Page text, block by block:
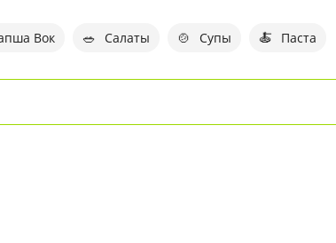
Вок 🥗 Салаты 🍲 Супы 🍝 Паста